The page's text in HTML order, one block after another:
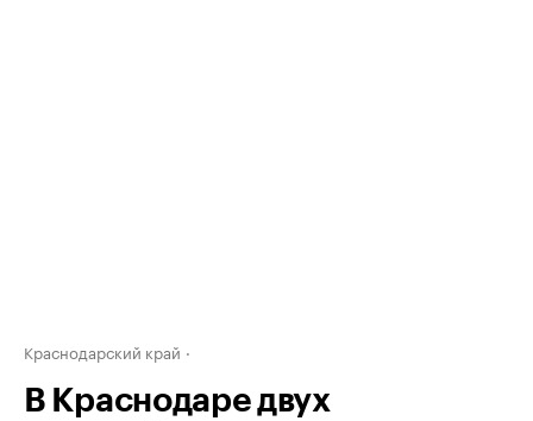
Краснодарский край
В Краснодаре двух